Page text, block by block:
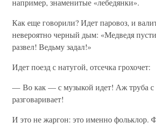
например, знаменитые «лебедянки».
Как еще говорили? Идет паровоз, и
невероятно черный дым: «Медведя
развел! Ведьму задал!»
Идет поезд с натугой, отсечка грохочет:
— Во как — с музыкой идет! Аж труба с
разговаривает!
И это не жаргон: это именно фольклор.